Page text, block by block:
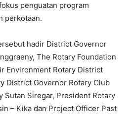
penguatan program
perkotaan.
hadir District Governor
⁠The Rotary Foundation
Environment Rotary District
District Governor Rotary Club
Sutan Siregar, ⁠President Rotary
– Kika dan ⁠Project Officer Past